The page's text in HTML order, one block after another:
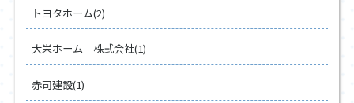
トヨタホーム(2)
大栄ホーム 株式会社(1)
赤司建設(1)